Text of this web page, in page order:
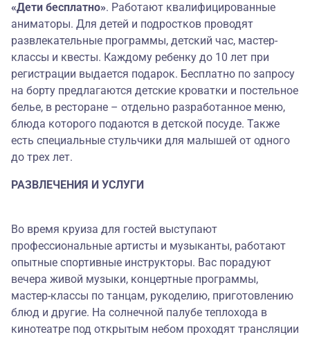
«Дети бесплатно». Работают квалифицированные
аниматоры. Для детей и подростков проводят
развлекательные программы, детский час, мастер-
классы и квесты. Каждому ребенку до 10 лет при
регистрации выдается подарок. Бесплатно по запросу
на борту предлагаются детские кроватки и постельное
белье, в ресторане – отдельно разработанное меню,
блюда которого подаются в детской посуде. Также
есть специальные стульчики для малышей от одного
до трех лет.
РАЗВЛЕЧЕНИЯ И УСЛУГИ
Во время круиза для гостей выступают
профессиональные артисты и музыканты, работают
опытные спортивные инструкторы. Вас порадуют
вечера живой музыки, концертные программы,
мастер-классы по танцам, рукоделию, приготовлению
блюд и другие. На солнечной палубе теплохода в
кинотеатре под открытым небом проходят трансляции